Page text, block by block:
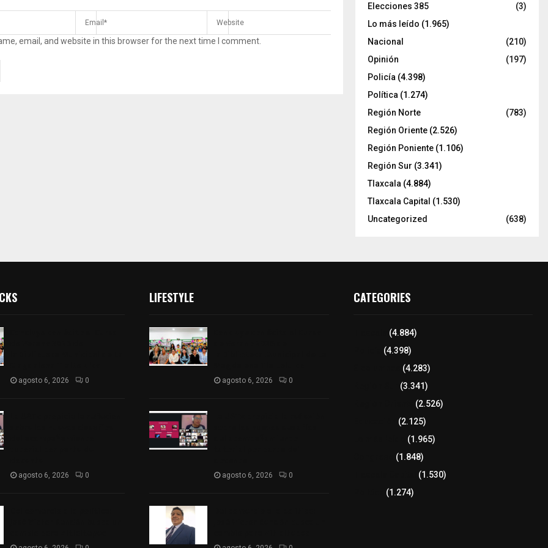
email, and website in this browser for the next time I comment.
Elecciones 385
(3)
Lo más leído (1.965)
Nacional
(210)
Opinión
(197)
Policía (4.398)
Política (1.274)
Región Norte
(783)
Región Oriente (2.526)
Región Poniente (1.106)
Región Sur (3.341)
Tlaxcala (4.884)
Tlaxcala Capital (1.530)
Uncategorized
(638)
agosto 6, 2026 0
agosto 6, 2026 0
LIFESTYLE
agosto 6, 2026 0
agosto 6, 2026 0
CATEGORIES
(4.884)
(4.398)
(4.283)
(3.341)
(2.526)
(2.125)
(1.965)
(1.848)
(1.530)
(1.274)